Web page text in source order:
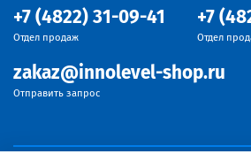
+7 (4822) 31-09-41
Отдел продаж
+7
Отдел
zakaz@innolevel-shop.ru
Отправить запрос